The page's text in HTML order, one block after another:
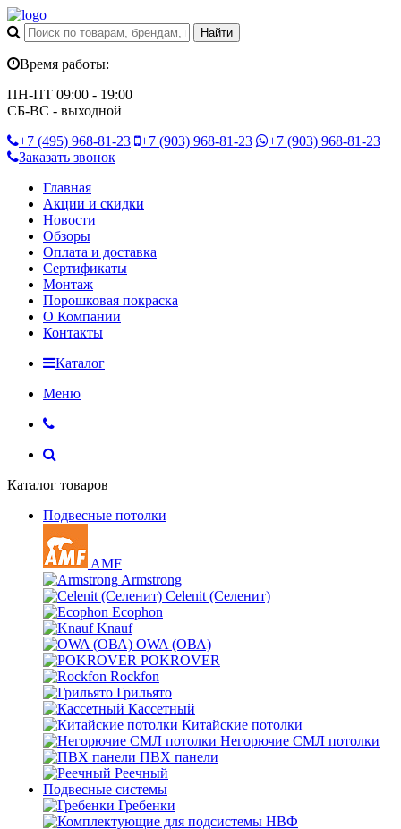
Время работы:
ПН-ПТ 09:00 - 19:00
СБ-ВС - выходной
+7 (495) 968-81-23 +7 (903) 968-81-23 +7 (903) 968-81-23
Заказать звонок
Главная
Акции и скидки
Новости
Обзоры
Оплата и доставка
Сертификаты
Монтаж
Порошковая покраска
О Компании
Контакты
Каталог
Меню
Каталог товаров
Подвесные потолки
AMF
Armstrong
Celenit (Селенит)
Ecophon
Knauf
OWA (ОВА)
POKROVER
Rockfon
Грильято
Кассетный
Китайские потолки
Негорючие СМЛ потолки
ПВХ панели
Реечный
Подвесные системы
Гребенки